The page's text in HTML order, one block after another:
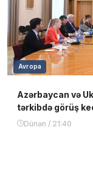
Avropa
Azərbaycan və
tərkibdə görüş
Dünən / 21:40